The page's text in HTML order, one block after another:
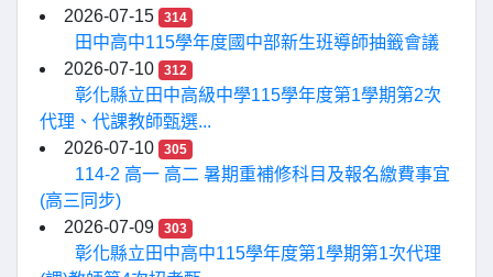
2026-07-15
314
田中高中115學年度國中部新生班導師抽籤會議
2026-07-10
312
彰化縣立田中高級中學115學年度第1學期第2次
代理、代課教師甄選...
2026-07-10
305
114-2 高一 高二 暑期重補修科目及報名繳費事宜
(高三同步)
2026-07-09
303
彰化縣立田中高中115學年度第1學期第1次代理